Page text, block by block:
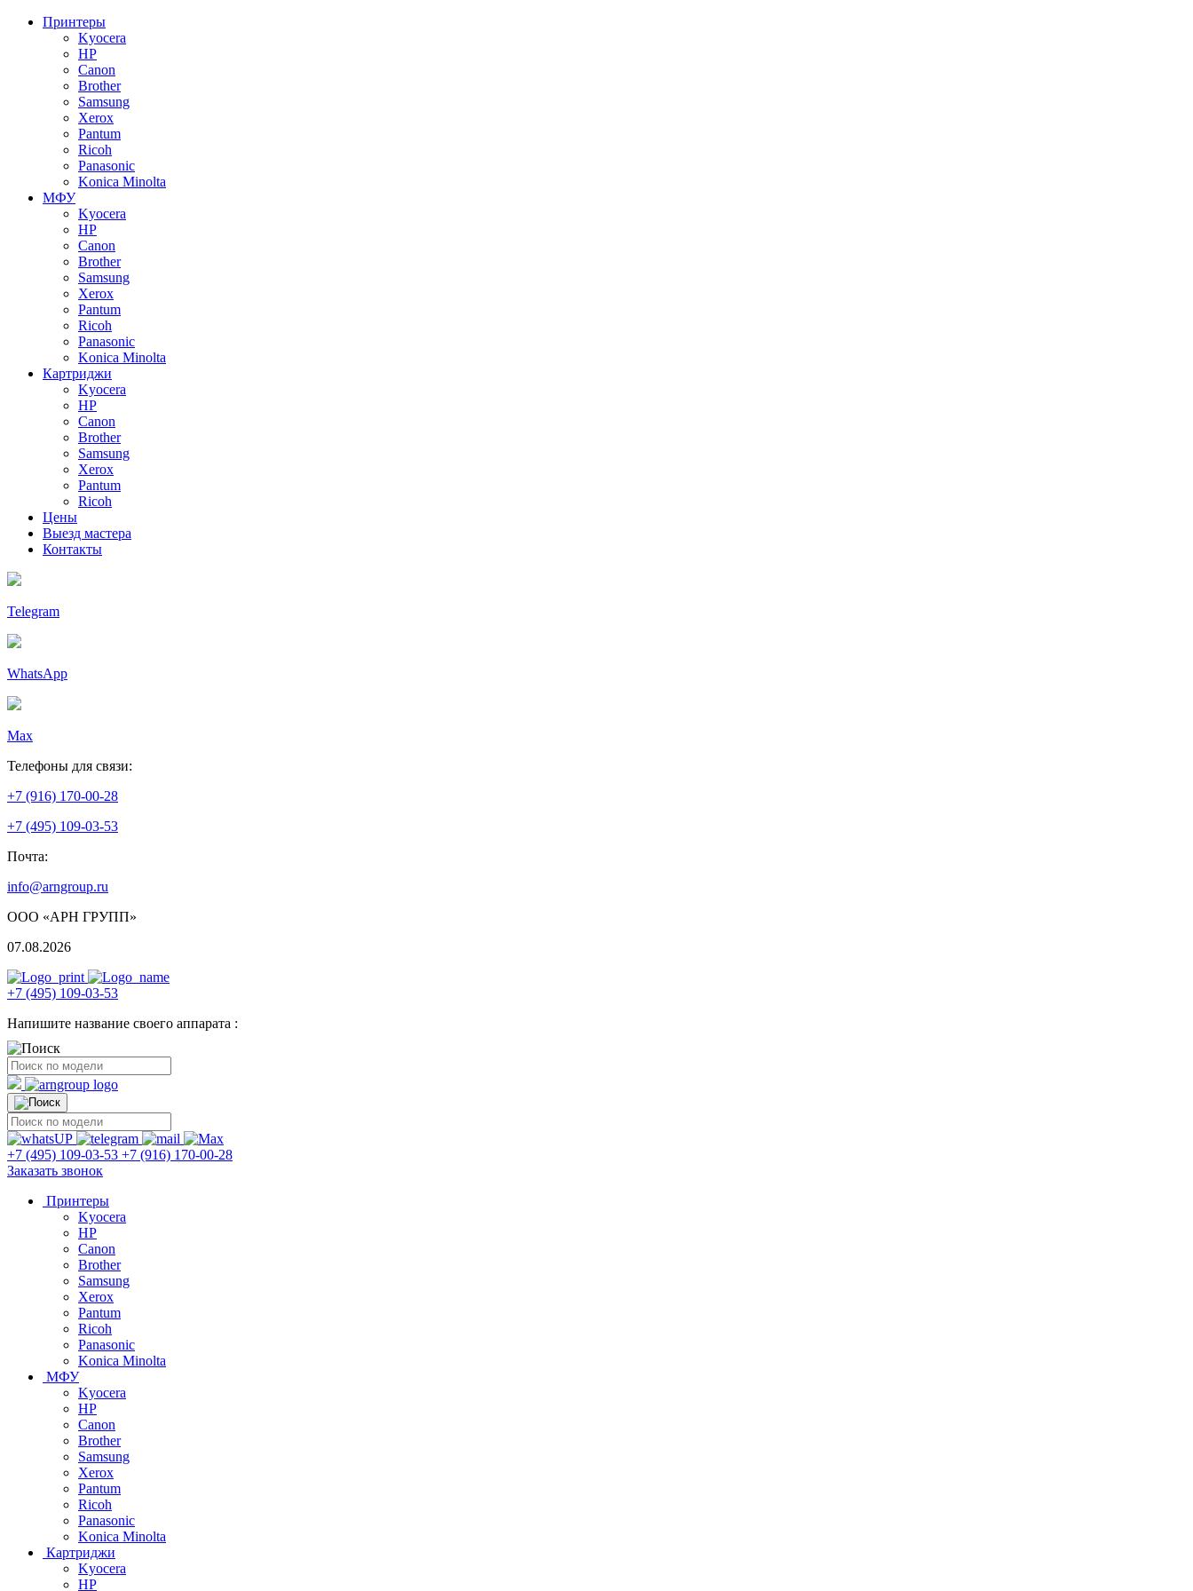
Принтеры
Kyocera
HP
Canon
Brother
Samsung
Xerox
Pantum
Ricoh
Panasonic
Konica Minolta
МФУ
Kyocera
HP
Canon
Brother
Samsung
Xerox
Pantum
Ricoh
Panasonic
Konica Minolta
Картриджи
Kyocera
HP
Canon
Brother
Samsung
Xerox
Pantum
Ricoh
Цены
Выезд мастера
Контакты
Telegram
WhatsApp
Max
Телефоны для связи:
+7 (916) 170-00-28
+7 (495) 109-03-53
Почта:
info@arngroup.ru
ООО «АРН ГРУПП»
07.08.2026
+7 (495) 109-03-53
Напишите название своего аппарата :
+7 (495) 109-03-53 +7 (916) 170-00-28
Заказать звонок
Принтеры
Kyocera
HP
Canon
Brother
Samsung
Xerox
Pantum
Ricoh
Panasonic
Konica Minolta
МФУ
Kyocera
HP
Canon
Brother
Samsung
Xerox
Pantum
Ricoh
Panasonic
Konica Minolta
Картриджи
Kyocera
HP